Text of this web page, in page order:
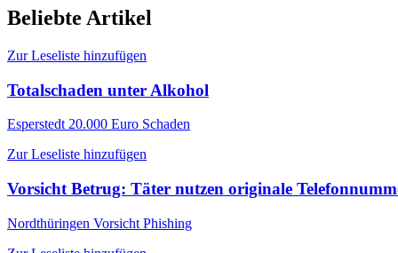
Beliebte Artikel
Zur Leseliste hinzufügen
Totalschaden unter Alkohol
Esperstedt 20.000 Euro Schaden
Zur Leseliste hinzufügen
Vorsicht Betrug: Täter nutzen originale
Nordthüringen Vorsicht Phishing